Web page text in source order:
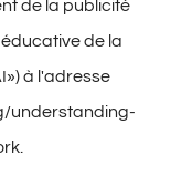
de la publicité
de la
à l'adresse
understanding-